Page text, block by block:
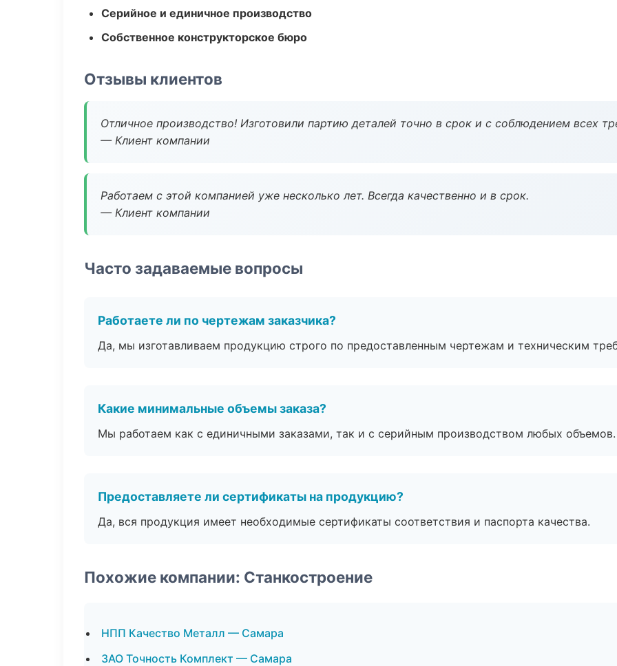
Серийное и единичное производство
Собственное конструкторское бюро
Отзывы клиентов
Отличное производство! Изготовили партию деталей точно в срок и с соблюдением всех
— Клиент компании
Работаем с этой компанией уже несколько лет. Всегда качественно и в срок.
— Клиент компании
Часто задаваемые вопросы
Работаете ли по чертежам заказчика?
Да, мы изготавливаем продукцию строго по предоставленным чертежам и техническим
Какие минимальные объемы заказа?
Мы работаем как с единичными заказами, так и с серийным производством любых объемов.
Предоставляете ли сертификаты на продукцию?
Да, вся продукция имеет необходимые сертификаты соответствия и паспорта качества.
Похожие компании: Станкостроение
НПП Качество Металл — Самара
ЗАО Точность Комплект — Самара